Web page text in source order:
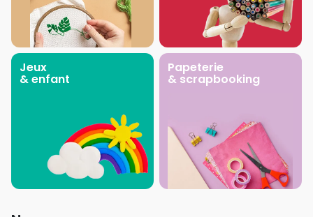
Jeux
& enfant
Papeterie
& scrapbooking